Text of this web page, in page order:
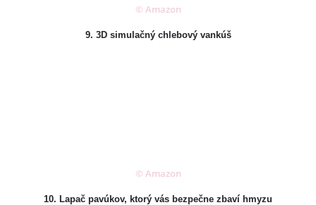
© Amazon
9. 3D simulačný chlebový vankúš
© Amazon
10. Lapač pavúkov, ktorý vás bezpečne zbaví hmyzu